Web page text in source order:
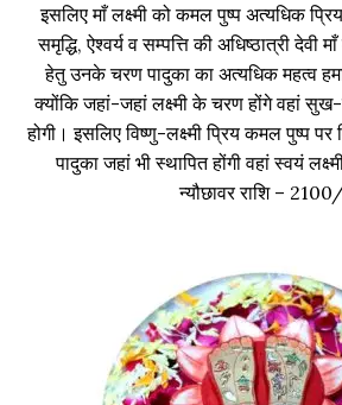
इसलिए माँ लक्ष्मी को कमल पुष्प अत्यधिक
समृद्धि, ऐश्वर्य व सम्पत्ति की अधिष्ठात्री देवी
हेतु उनके चरण पादुका का अत्यधिक महत्व
क्योंकि जहां-जहां लक्ष्मी के चरण होंगे वहां सुख-
होगी। इसलिए विष्णु-लक्ष्मी प्रिय कमल पुष्प पर
पादुका जहां भी स्थापित होंगी वहां स्वयं
न्यौछावर राशि –